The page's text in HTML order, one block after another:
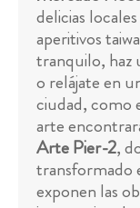
delicias
aperitivos
tranquilo, haz
o relájate en
ciudad, como
arte
Arte Pier-2,
transformado
exponen las